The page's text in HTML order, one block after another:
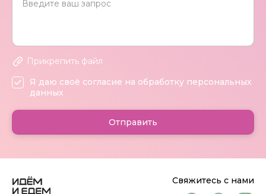
Свяжитесь с нами
Прикрепить файл
Я даю своё согласие на обработку персональных
данных
Отправить